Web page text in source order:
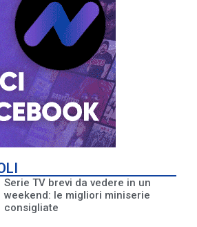
Serie TV brevi da vedere in un
weekend: le migliori miniserie
consigliate